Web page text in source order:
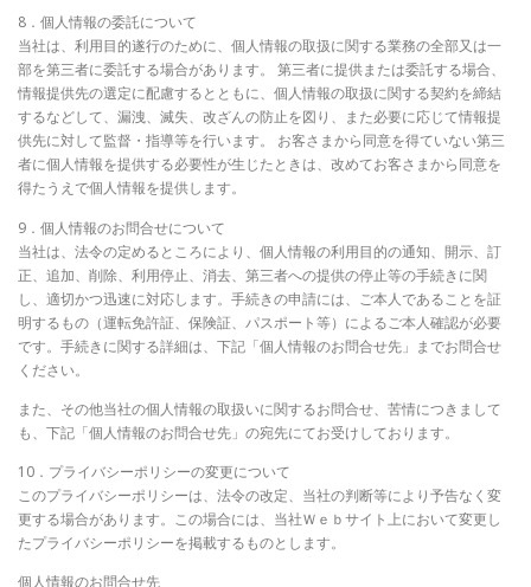
8．個人情報の委託について
当社は、利用目的遂行のために、個人情報の取扱に関する業務の全部又は一
部を第三者に委託する場合があります。 第三者に提供または委託する場合、
情報提供先の選定に配慮するとともに、個人情報の取扱に関する契約を締結
するなどして、漏洩、滅失、改ざんの防止を図り、また必要に応じて情報提
供先に対して監督・指導等を行います。 お客さまから同意を得ていない第三
者に個人情報を提供する必要性が生じたときは、改めてお客さまから同意を
得たうえで個人情報を提供します。
9．個人情報のお問合せについて
当社は、法令の定めるところにより、個人情報の利用目的の通知、開示、訂
正、追加、削除、利用停止、消去、第三者への提供の停止等の手続きに関
し、適切かつ迅速に対応します。手続きの申請には、ご本人であることを証
明するもの（運転免許証、保険証、パスポート等）によるご本人確認が必要
です。手続きに関する詳細は、下記「個人情報のお問合せ先」までお問合せ
ください。
また、その他当社の個人情報の取扱いに関するお問合せ、苦情につきまして
も、下記「個人情報のお問合せ先」の宛先にてお受けしております。
10．プライバシーポリシーの変更について
このプライバシーポリシーは、法令の改定、当社の判断等により予告なく変
更する場合があります。この場合には、当社Ｗｅｂサイト上において変更し
たプライバシーポリシーを掲載するものとします。
個人情報のお問合せ先